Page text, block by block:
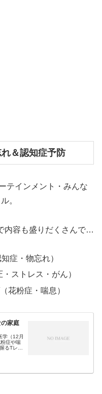
＆認知症予防
テインメント・みんな
。
内容も盛りだくさんで…
症・物忘れ）
ストレス・がん）
花粉症・喘息）
家庭
学（12月
症や喘
るTレグ